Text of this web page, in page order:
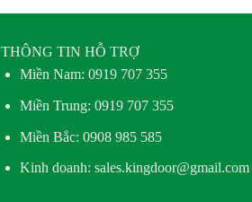
THÔNG TIN HỖ TRỢ
Miền Nam:0919 707 355
Miền Trung:0919 707 355
Miền Bắc:0908 985 585
Kinh doanh: sales.kingdoor@gmail.com